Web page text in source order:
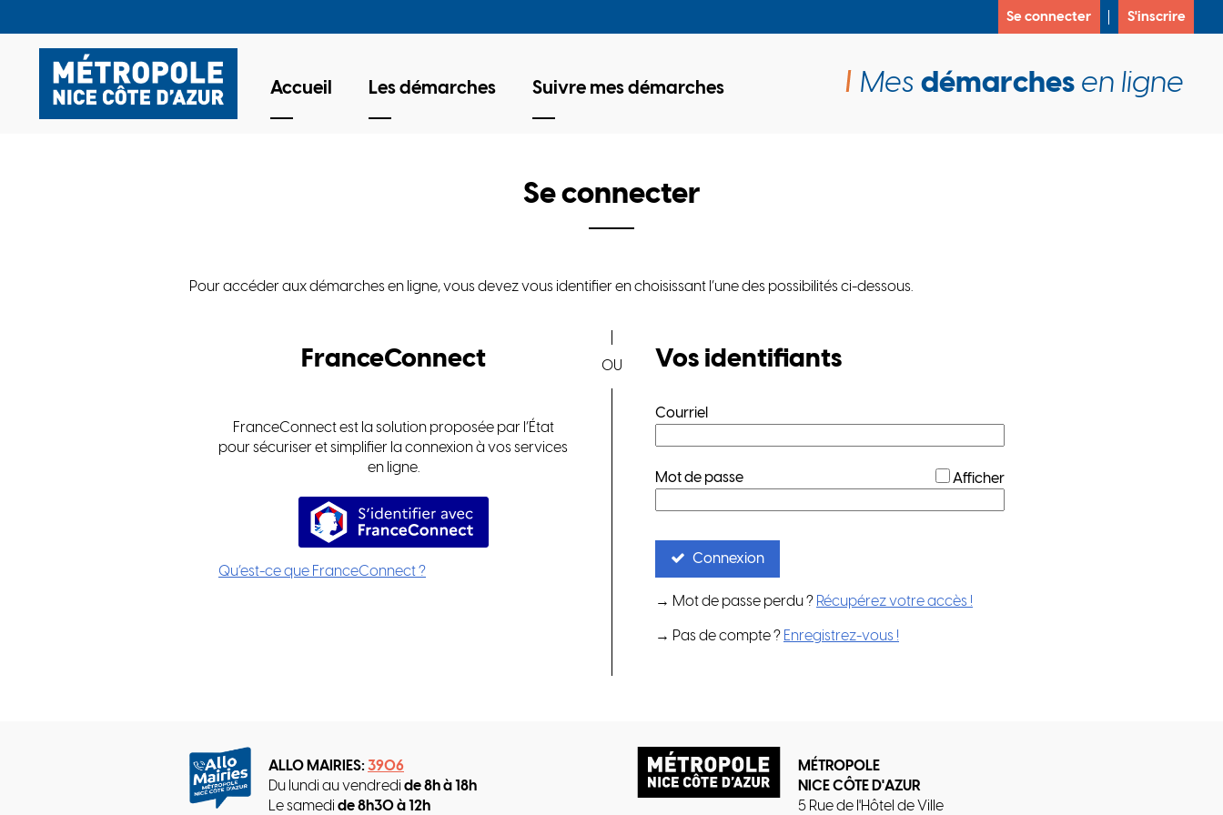
Se connecter S'inscrire
Accueil Les démarches Suivre mes démarches Mes démarchesen ligne
Se connecter
Pour accéder aux démarches en ligne, vous devez vous identifier en choisissant l’une des possibilités ci-dessous.
FranceConnect
FranceConnect est la solution proposée par l’État
pour sécuriser et simplifier la connexion à vos services
en ligne.
S’identifier avec FranceConnect
Qu’est-ce que FranceConnect ?
Vos identifiants
Courriel
Mot de passe Afficher
Connexion
→ Mot de passe perdu ? Récupérez votre accès !
→ Pas de compte ? Enregistrez-vous !
ALLO MAIRIES: 3906
Du lundi au vendredi de 8h à 18h
Le samedi de 8h30 à 12h
MÉTROPOLE
NICE CÔTE D'AZUR
5 Rue de l'Hôtel de Ville